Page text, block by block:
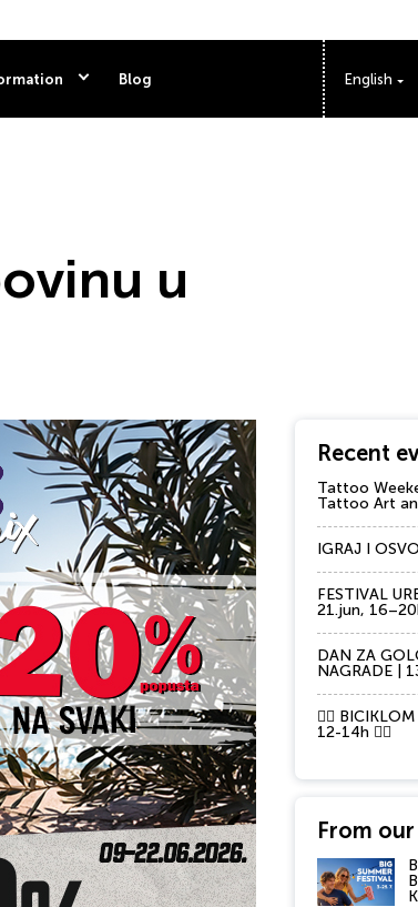
Blog English
u
Recent
Tattoo
Tattoo Art
IGRAJ I
FESTIVAL
21.jun,
DAN ZA
NAGRADE |
🚴‍♂️
12-14h 🚴‍♀️
From